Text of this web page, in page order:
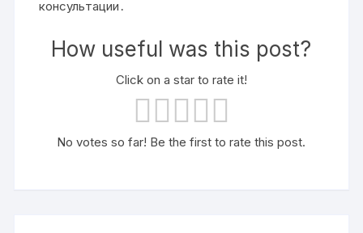
консультации․
How useful was this post?
Click on a star to rate it!
No votes so far! Be the first to rate this post.